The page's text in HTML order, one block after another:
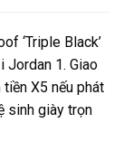
‘Triple Black’
Jordan 1. Giao
X5 nếu phát
sinh giày trọn